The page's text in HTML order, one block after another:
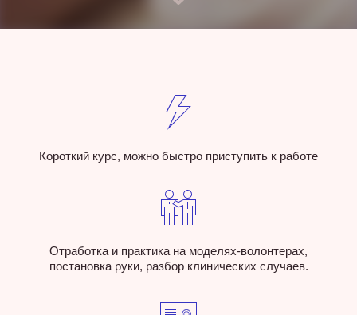
Короткий курс, можно быстро приступить к работе
Отработка и практика на моделях-волонтерах,
постановка руки, разбор клинических случаев.